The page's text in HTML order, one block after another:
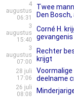
4
augustus
06:31
Twee
Den
3
augustus
15:40
Corné H.
gevangenis
3
augustus
07:00
Rechter
krijgt
28 juli
17:06
Voormalige
deelname
26 juli
08:08